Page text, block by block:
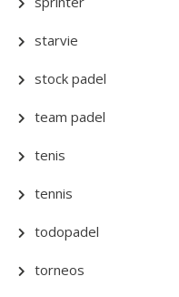
starvie
stock padel
team padel
tenis
tennis
todopadel
torneos